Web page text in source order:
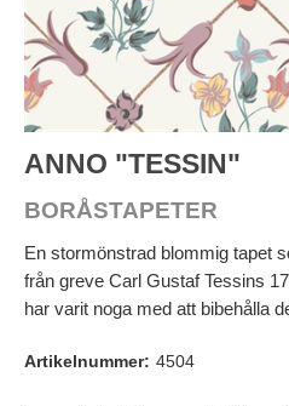
ANNO "TESSIN"
BORÅSTAPETER
En stormönstrad blommig tapet
från greve Carl Gustaf Tessins
har varit noga med att bibehålla
Artikelnummer: 4504